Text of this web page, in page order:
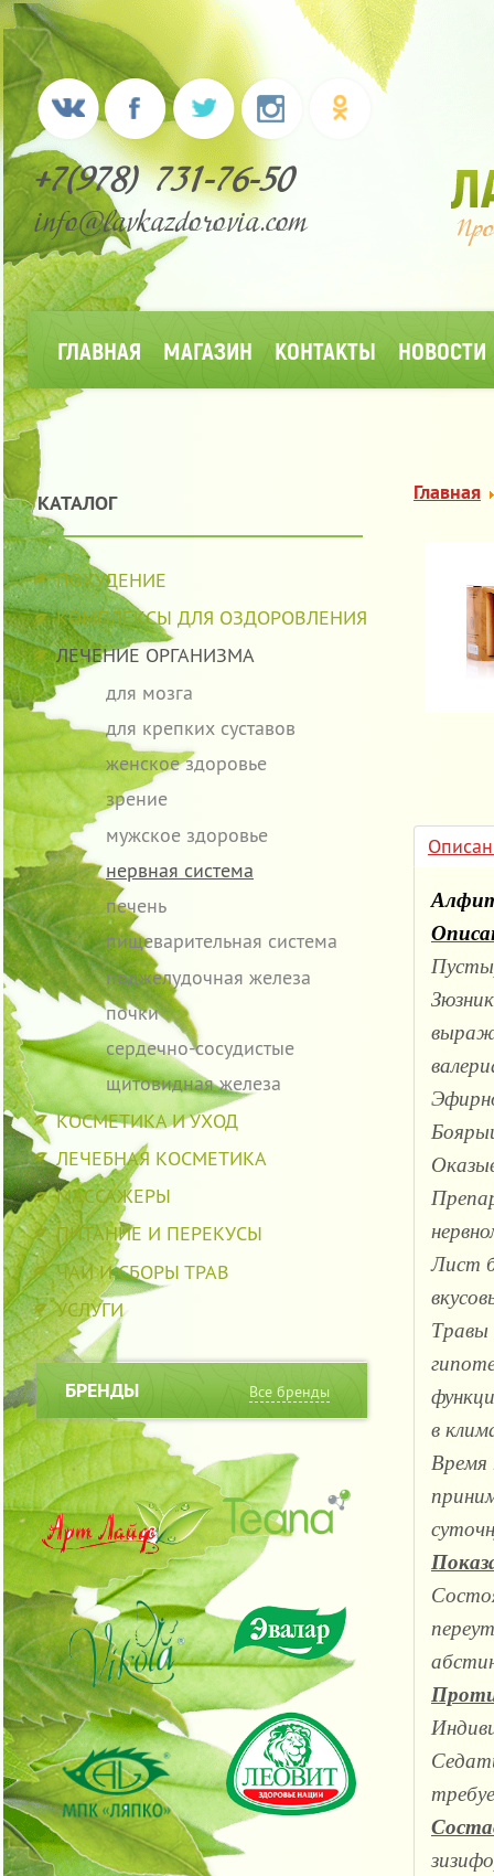
+7(978) 731-76-50
info@lavkazdorovia.com
ГЛАВНАЯ МАГАЗИН КОНТАКТЫ НОВОСТИ
КАТАЛОГ
ПОХУДЕНИЕ
КОМПЛЕКСЫ ДЛЯ ОЗДОРОВЛЕНИЯ
ЛЕЧЕНИЕ ОРГАНИЗМА
для мозга
для крепких суставов
женское здоровье
зрение
мужское здоровье
нервная система
печень
пищеварительная система
поджелудочная железа
почки
сердечно-сосудистые
щитовидная железа
КОСМЕТИКА И УХОД
ЛЕЧЕБНАЯ КОСМЕТИКА
МАССАЖЕРЫ
ПИТАНИЕ И ПЕРЕКУСЫ
ЧАИ И СБОРЫ ТРАВ
УСЛУГИ
БРЕНДЫ Все бренды
Главная
Лист
Травы
в